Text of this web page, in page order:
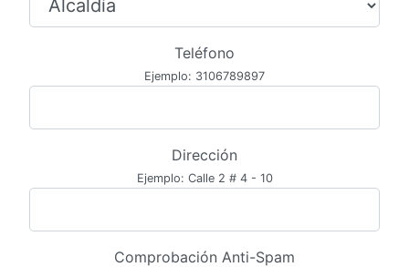
Teléfono
Ejemplo: 3106789897
Dirección
Ejemplo: Calle 2 # 4 - 10
Comprobación Anti-Spam